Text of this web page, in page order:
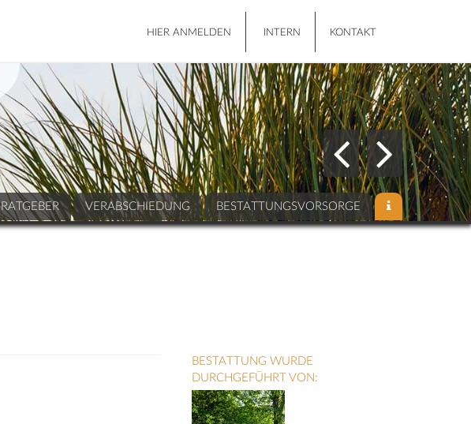
HIER ANMELDEN INTERN KONTAKT
RATGEBER VERABSCHIEDUNG BESTATTUNGSVORSORGE
BESTATTUNG WURDE
DURCHGEFÜHRT VON: